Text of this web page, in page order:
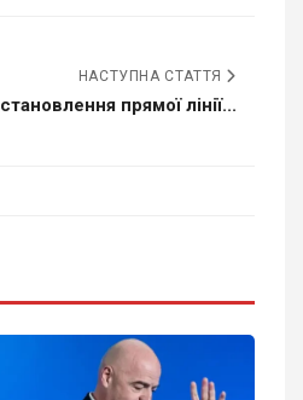
НАСТУПНА СТАТТЯ
прямої лінії...